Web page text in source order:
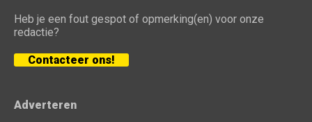
Heb je een fout gespot of opmerking(en) voor onze
redactie?
Contacteer ons!
Adverteren